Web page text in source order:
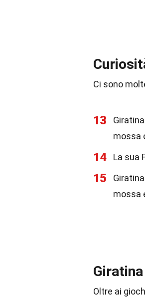
Ci sono
13
mossa
14 La sua
15
mossa
Oltre ai